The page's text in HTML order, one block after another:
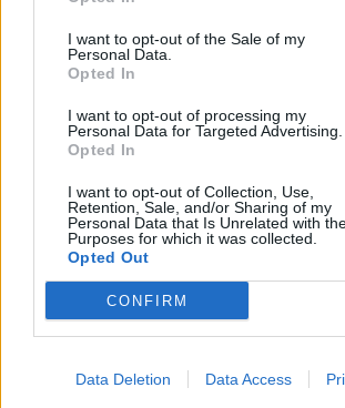
I want to opt-out of the Sale of my
Personal Data.
Opted In
I want to opt-out of processing my
Personal Data for Targeted Advertising.
Opted In
I want to opt-out of Collection, Use,
Retention, Sale, and/or Sharing of my
Personal Data that Is Unrelated with
Purposes for which it was collected.
Opted Out
CONFIRM
Data Deletion Data Access
ΔΕΙΤΕ ΕΠΙΣΗΣ
ΣΤΗΝ ΙΔΙΑ ΚΑΤΗΓΟΡΙΑ
Αποστολία Ζώη:
στο BTS concert